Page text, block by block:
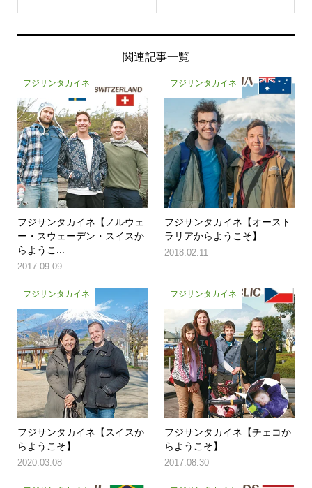
関連記事一覧
フジサンタカイネ
フジサンタカイネ【ノルウェ
ー・スウェーデン・スイスか
らようこ...
2017.09.09
フジサンタカイネ
フジサンタカイネ【オースト
ラリアからようこそ】
2018.02.11
フジサンタカイネ
フジサンタカイネ【スイスか
らようこそ】
2020.03.08
フジサンタカイネ
フジサンタカイネ【チェコか
らようこそ】
2017.08.30